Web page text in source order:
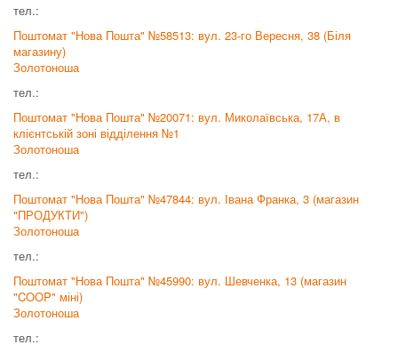
тел.:
Поштомат "Нова Пошта" №58513: вул. 23-го Вересня, 38 (Біля
магазину)
Золотоноша
тел.:
Поштомат "Нова Пошта" №20071: вул. Миколаївська, 17А, в
клієнтській зоні відділення №1
Золотоноша
тел.:
Поштомат "Нова Пошта" №47844: вул. Івана Франка, 3 (магазин
"ПРОДУКТИ")
Золотоноша
тел.:
Поштомат "Нова Пошта" №45990: вул. Шевченка, 13 (магазин
"COOP" міні)
Золотоноша
тел.: